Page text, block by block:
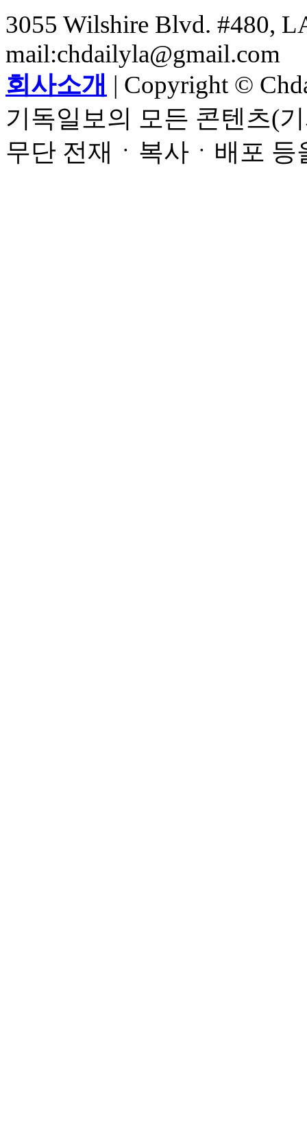
3055 Wilshire Blvd. #480,
mail:chdailyla@gmail.com
회사소개 | Copyright ©
기독일보의 모든 콘텐츠(
무단 전재ㆍ복사ㆍ배포 등